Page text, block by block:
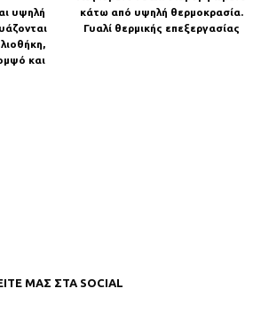
υψηλή
και
κάτω από υψηλή θερμοκρασία.
Γυαλί θερμικής επεξεργασίας
ΜΑΣ ΣΤΑ SOCIAL